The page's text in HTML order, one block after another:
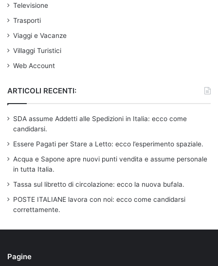
Televisione
Trasporti
Viaggi e Vacanze
Villaggi Turistici
Web Account
ARTICOLI RECENTI:
SDA assume Addetti alle Spedizioni in Italia: ecco come
candidarsi.
Essere Pagati per Stare a Letto: ecco l’esperimento spaziale.
Acqua e Sapone apre nuovi punti vendita e assume personale
in tutta Italia.
Tassa sul libretto di circolazione: ecco la nuova bufala.
POSTE ITALIANE lavora con noi: ecco come candidarsi
correttamente.
Pagine